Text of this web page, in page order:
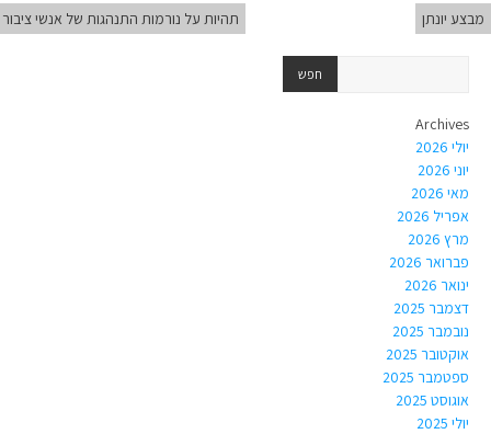
מבצע יונתן תהיות על נורמות התנהגות של אנשי ציבור
Archives
יולי 2026
יוני 2026
מאי 2026
אפריל 2026
מרץ 2026
פברואר 2026
ינואר 2026
דצמבר 2025
נובמבר 2025
אוקטובר 2025
ספטמבר 2025
אוגוסט 2025
יולי 2025